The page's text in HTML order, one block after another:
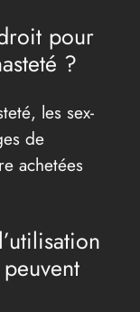
pour
?
les sex-
de
achetées